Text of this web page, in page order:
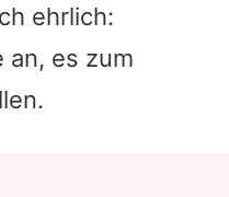
ehrlich:
an, es zum